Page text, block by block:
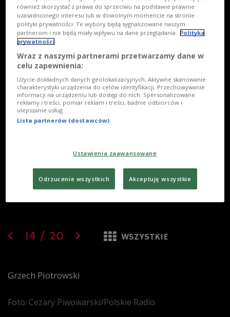
14 / 20 WSZYSTKIE
Grzech Piotrowski
Foto: Cezary Piwowarski/Polskie Radio
również skorzystać z prawa do sprzeciwu na podstawie prawnie
uzasadnionego interesu lub w dowolnym momencie na stronie
polityki prywatności. Te wybory będą sygnalizowane naszym
partnerom i nie będą miały wpływu na dane przeglądania. Polityka
prywatności
Wraz z naszymi partnerami przetwarzamy dane w
celu zapewnienia:
Użycie dokładnych danych geolokalizacyjnych. Aktywne skanowanie
charakterystyki urządzenia do celów identyfikacji. Przechowywanie
informacji na urządzeniu lub dostęp do nich. Spersonalizowane
reklamy i treści, pomiar reklam i treści, badnie odbiorców i
ulepszanie usług.
Lista partnerów (dostawców)
Ustawienia zaawansowane
Odrzucenie wszystkich Akceptuję wszystkie